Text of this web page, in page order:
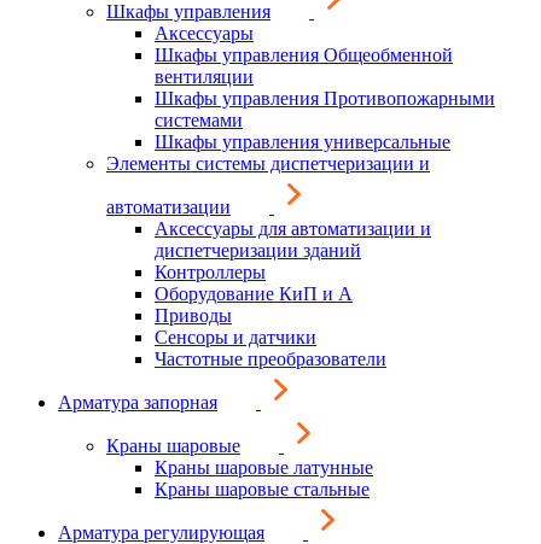
Шкафы управления
Аксессуары
Шкафы управления Общеобменной
вентиляции
Шкафы управления Противопожарными
системами
Шкафы управления универсальные
Элементы системы диспетчеризации и
автоматизации
Аксессуары для автоматизации и
диспетчеризации зданий
Контроллеры
Оборудование КиП и А
Приводы
Сенсоры и датчики
Частотные преобразователи
Арматура запорная
Краны шаровые
Краны шаровые латунные
Краны шаровые стальные
Арматура регулирующая